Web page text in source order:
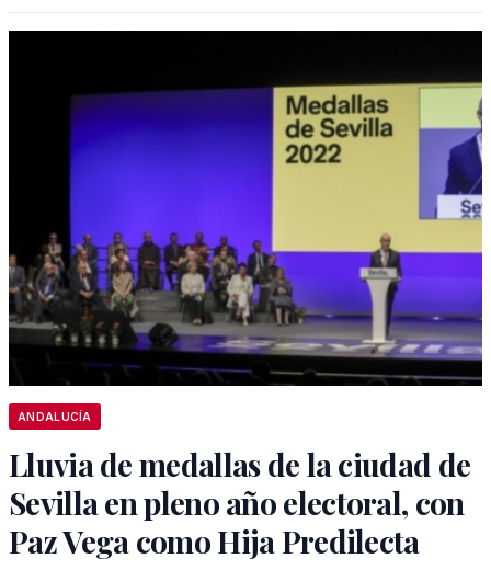
ANDALUCÍA
Lluvia de medallas de la ciudad de
Sevilla en pleno año electoral, con
Paz Vega como Hija Predilecta